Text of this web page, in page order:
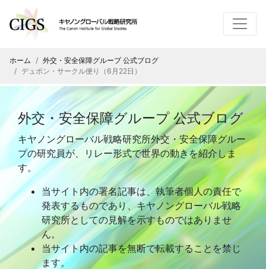
ホーム
外交・安全保障グループ 公式ブログ
デュポン・サークル便り（6月22日）
外交・安全保障グループ 公式ブログ
キヤノングローバル戦略研究所外交・安全保障グルー
プの研究員が、リレー形式で世界の動きを紹介しま
す。
当サイト内の署名記事は、執筆者個人の責任で
発表するものであり、キヤノングローバル戦略
研究所としての見解を示すものではありませ
ん。
当サイト内の記事を無断で転載することを禁じ
ます。